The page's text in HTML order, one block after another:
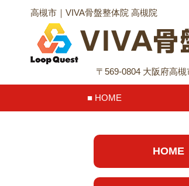
高槻市｜VIVA骨盤整体院 高槻院
〒569-0804 大阪府高
HOME
HOME